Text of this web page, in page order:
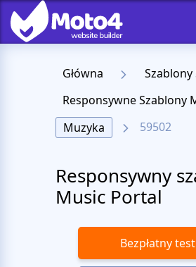
Główna
Muzyka
59502
Responsywny
Music Portal
Bezpłatny test